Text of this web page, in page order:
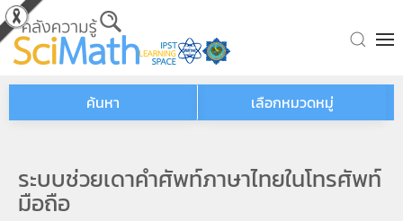
Skip to main content
ค้นหา เลือกหมวดหมู่
ระบบช่วยเดาคำศัพท์ภาษาไทยในโทรศัพท์
มือถือ